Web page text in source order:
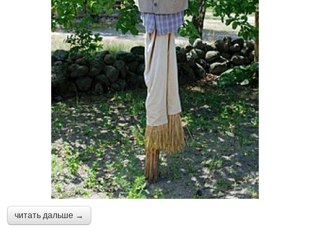
читать дальше →